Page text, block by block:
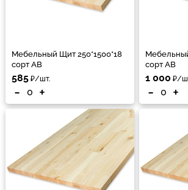
Мебельный Щит 250*1500*18
сорт АВ
585 ₽/шт.
- +
сорт АВ
1 000 ₽/
- +